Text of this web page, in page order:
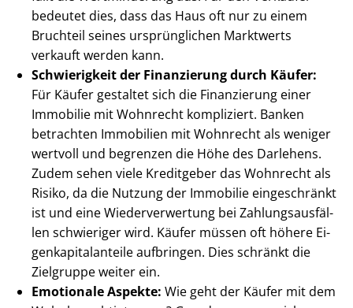
bedeutet dies, dass das Haus oft nur zu einem
Bruchteil seines ursprünglichen Marktwerts
verkauft werden kann.
Schwierigkeit der Finanzierung durch Käufer:
Für Käufer gestaltet sich die Finanzierung einer
Immobilie mit Wohnrecht kompliziert. Banken
betrachten Immobilien mit Wohnrecht als weniger
wertvoll und begrenzen die Höhe des Darlehens.
Zudem sehen viele Kreditgeber das Wohnrecht als
Risiko, da die Nutzung der Immobilie eingeschränkt
ist und eine Wie­der­ver­wer­tung bei Zah­lungs­aus­fäl­
len schwieriger wird. Käufer müssen oft höhere Ei­
gen­ka­pi­tal­an­tei­le aufbringen. Dies schränkt die
Zielgruppe weiter ein.
Emotionale Aspekte: Wie geht der Käufer mit dem